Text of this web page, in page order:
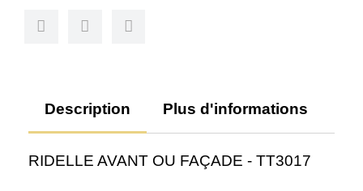
Description Plus d'informations
RIDELLE AVANT OU FAÇADE - TT3017